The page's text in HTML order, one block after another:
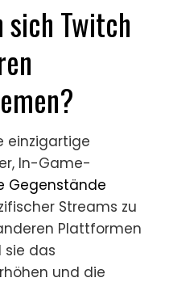
Twitch
einzigartige
In-Game-
Gegenstände
Streams zu
Plattformen
sie das
und die